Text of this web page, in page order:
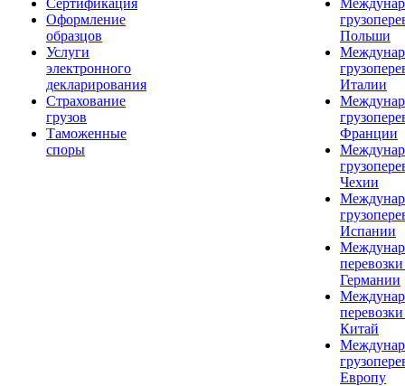
Сертификация
Оформление
образцов
Услуги
электронного
декларирования
Страхование
грузов
Таможенные
споры
Польши
Италии
Франции
Чехии
Испании
Германии
Китай
Европу